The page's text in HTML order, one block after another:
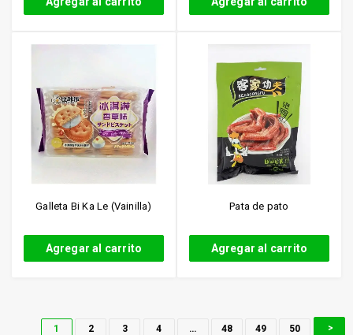
Galleta Bi Ka Le (Vainilla)
Agregar al carrito
Pata de pato
Agregar al carrito
1 2 3 4 … 48 49 50